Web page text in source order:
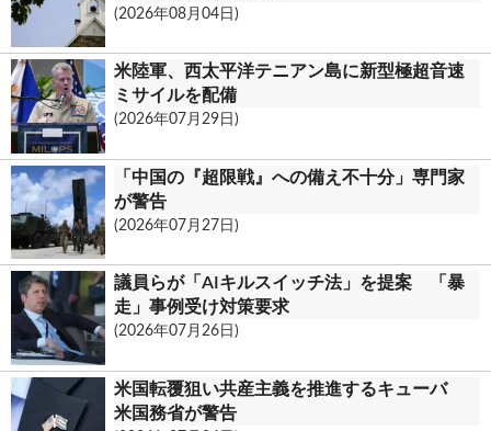
(2026年08月04日)
米陸軍、西太平洋テニアン島に新型極超音速
ミサイルを配備
(2026年07月29日)
「中国の『超限戦』への備え不十分」専門家
が警告
(2026年07月27日)
議員らが「AIキルスイッチ法」を提案 「暴
走」事例受け対策要求
(2026年07月26日)
米国転覆狙い共産主義を推進するキューバ
米国務省が警告